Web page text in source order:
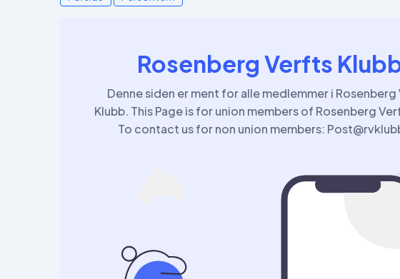
Rosenberg Verfts
Denne siden er ment for alle medlemmer i
Klubb. This Page is for union members of Rosenberg
To contact us for non union members: